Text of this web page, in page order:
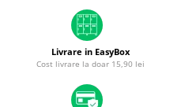
Livrare in EasyBox
Cost livrare la doar 15,90 lei